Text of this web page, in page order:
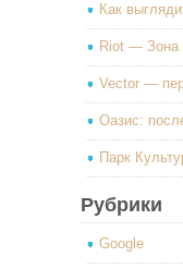
Как
Riot — Зона
Vector —
Оазис:
Парк
Рубрики
Google